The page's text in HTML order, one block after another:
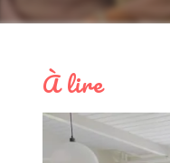
À lire